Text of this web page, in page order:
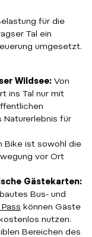
für die
Tal ein
umgesetzt.
Wildsee: Von
ins Tal nur mit
Naturerlebnis für
Bike ist sowohl die
vor Ort
Gästekarten:
Bus- und
können Gäste
nutzen.
Bereichen des